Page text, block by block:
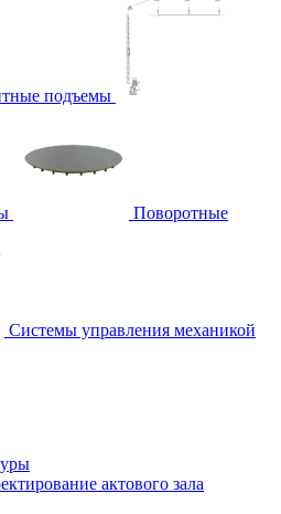
подъемы
Поворотные
Системы управления механикой
актового зала